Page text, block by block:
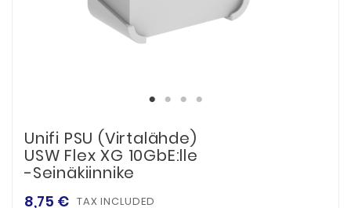
Unifi PSU (virtalähde)
USW Flex XG 10GbE:lle
-seinäkiinnike
8,75 € TAX INCLUDED